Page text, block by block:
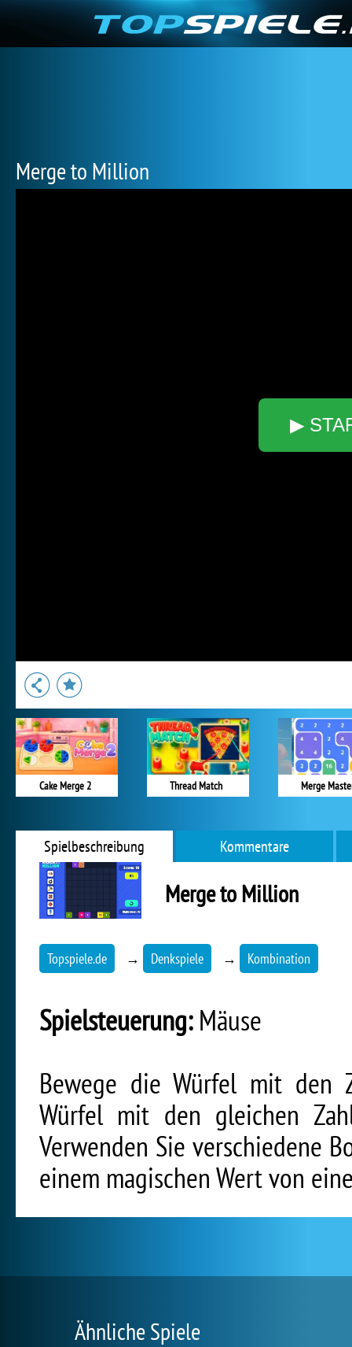
Merge to Million
▶
Cake Merge 2 Thread Match Merge
Spielbeschreibung Kommentare
Merge to Million
Topspiele.de → Denkspiele → Kombination
Spielsteuerung:Mäuse
Bewege die Würfel mit den
Würfel mit den gleichen
Verwenden Sie verschiedene
einem magischen Wert von
Ähnliche Spiele